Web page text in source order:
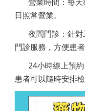
營業時間：每
日照常營業。
夜間門診：針
門診服務，方便患
24小時線上預
患者可以隨時安排